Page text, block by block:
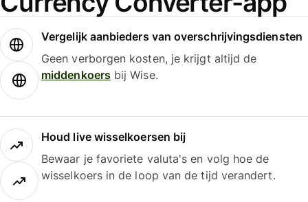
Vergelijk aanbieders van overschrijvingsdiensten
Geen verborgen kosten, je krijgt altijd de
middenkoersbij Wise.
Houd live wisselkoersen bij
Bewaar je favoriete valuta's en volg hoe de
wisselkoers in de loop van de tijd verandert.